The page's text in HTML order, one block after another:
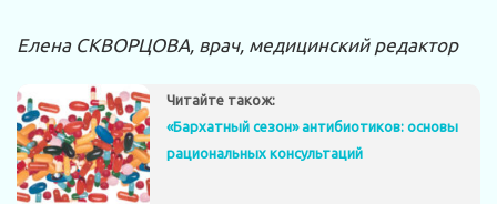
Елена СКВОРЦОВА, врач, медицинский редактор
Читайте також:
«Бархатный сезон» антибиотиков: основы
рациональных консультаций